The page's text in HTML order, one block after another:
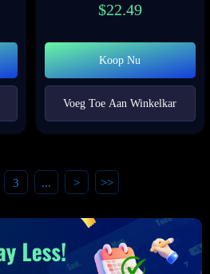
$22.49
Koop Nu
Voeg Toe Aan Winkelkar
3 ... > >>